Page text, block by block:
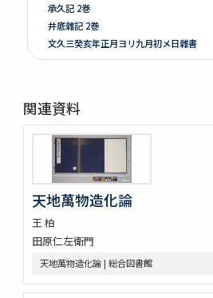
承久記 2巻
井底雜記 2巻
文久三癸亥年正月ヨリ九月初メ日雜書
遍照發揮性靈集 10巻
天地萬物造化論
新刻増校切用正音郷談雜字大全 2巻 (存1巻)
黍稷稲粱辧
松の落葉 (存4巻)
節用集 2巻
倭意三百首
字鏡集 20巻
愚管鈔 7巻
懐風藻
関連資料
天地萬物造化論
王 柏
田原仁左衛門
天地萬物造化論 | 総合図書館